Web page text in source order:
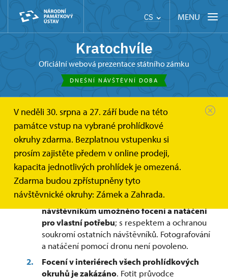
CS MENU
Kratochvíle
oficiální webová prezentace státního zámku
DNEŠNÍ NÁVŠTĚVNÍ DOBA
V neděli 30. srpna a 27. září bude na této
památce vstup na vybrané prohlídkové
okruhy zdarma. Bezplatnou vstupenku si
prosím zajistěte předem v online prodeji,
kapacita jednotlivých prohlídek je omezená.
Zdarma budou zpřístupněny tyto
návštěvnické okruhy: Zámek a Zahrada.
Kratochvíle
Informace pro návštěvníky
Focení a natáčení návštěvníky
Focení a natáčení návštěvníky
Vexteriéru národní kulturní
památky státního zámku Kratochvíle
návštěvníkům umožněno focení a natáčení
pro vlastní potřebu; s respektem a ochranou
soukromí ostatních návštěvníků. Fotografování
a natáčení pomocí dronu není povoleno.
Focení v interiérech všech prohlídkových
okruhů je zakázáno. Fotit průvodce